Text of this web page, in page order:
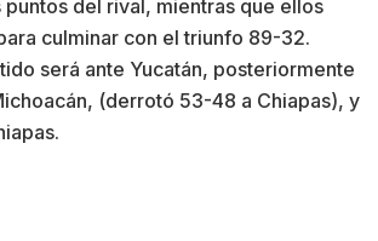
del rival, mientras que ellos
culminar con el triunfo 89-32.
será ante Yucatán, posteriormente
(derrotó 53-48 a Chiapas), y